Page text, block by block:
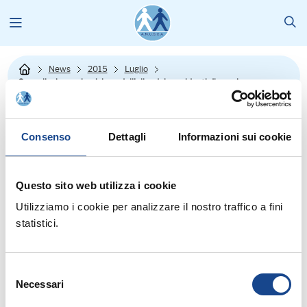
Consenso Dettagli Informazioni sui cookie
Questo sito web utilizza i cookie
Utilizziamo i cookie per analizzare il nostro traffico a fini
statistici.
delNecessari
News 2015
Luglio
Cancellazione e iscrizione dall'albo dei presidenti di seggio
Circ. 41/2015
- Prot. n. 64202/Area II/S.E. del 7 luglio 2015.
Cancellazione dall'albo dei presidenti di seggio (art. 1, comma 4,